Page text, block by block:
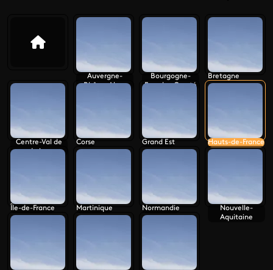
Auvergne-
Rhône-Alpes
Bourgogne-
Franche-Comté
Bretagne
Centre-Val de
Loire
Corse Grand Est Hauts-de-France
Île-de-France Martinique Normandie
Nouvelle-
Aquitaine